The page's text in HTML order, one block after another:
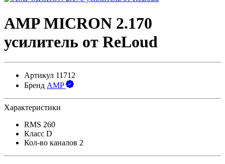
AMP MICRON 2.170
усилитель от ReLoud
Артикул 11712
Бренд AMP
Характеристики
RMS 260
Класс D
Кол-во каналов 2